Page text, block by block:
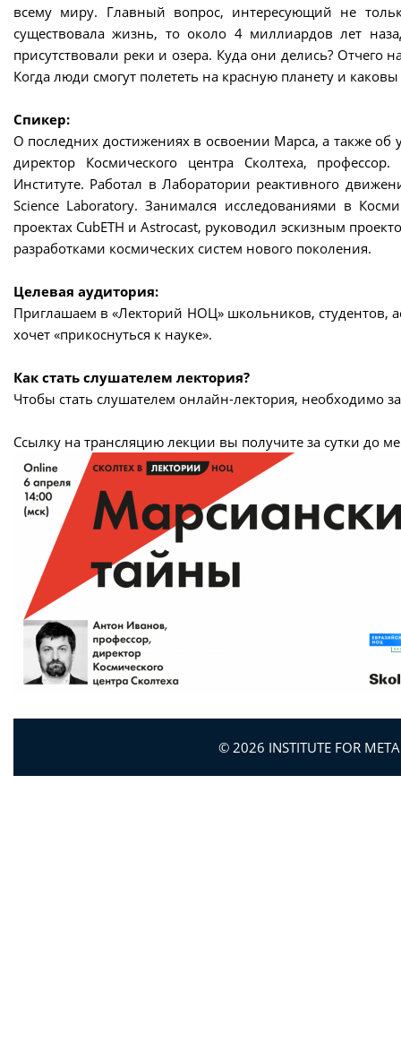
всему миру. Главный вопрос, интересующий не
существовала жизнь, то около 4 миллиардов лет
присутствовали реки и озера. Куда они делись?
Когда люди смогут полететь на красную планету и
Спикер:
О последних достижениях в освоении Марса, а также об
директор Космического центра Сколтеха,
Институте. Работал в Лаборатории реактивного
Science Laboratory. Занимался исследованиями в
проектax CubETH и Astrocast, руководил эскизным
разработками космических систем нового поколения.
Целевая аудитория:
Приглашаем в «Лекторий НОЦ» школьников, студентов,
хочет «прикоснуться к науке».
Как стать слушателем лектория?
Чтобы стать слушателем онлайн-лектория, необходимо
Ссылку на трансляцию лекции вы получите за сутки до
© 2026 INSTITUTE FOR